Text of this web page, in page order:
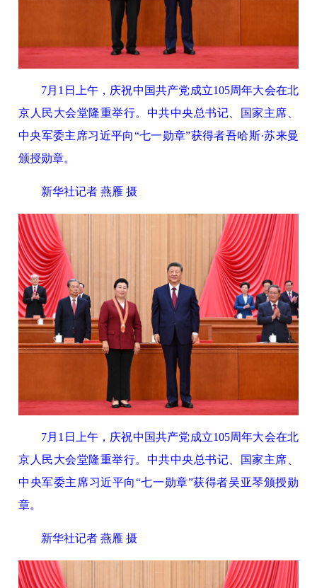
7月1日上午，庆祝中国共产党成立105周年大会在北
京人民大会堂隆重举行。中共中央总书记、国家主席、
中央军委主席习近平向“七一勋章”获得者吾哈斯·苏来曼
颁授勋章。
新华社记者 燕雁 摄
7月1日上午，庆祝中国共产党成立105周年大会在北
京人民大会堂隆重举行。中共中央总书记、国家主席、
中央军委主席习近平向“七一勋章”获得者吴亚琴颁授勋
章。
新华社记者 燕雁 摄